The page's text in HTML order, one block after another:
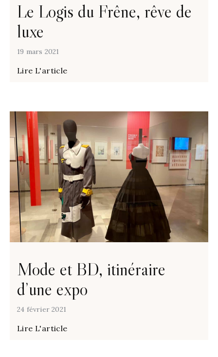
Le Logis du Frêne, rêve de
luxe
19 mars 2021
Lire L'article
Mode et BD, itinéraire
d’une expo
24 février 2021
Lire L'article